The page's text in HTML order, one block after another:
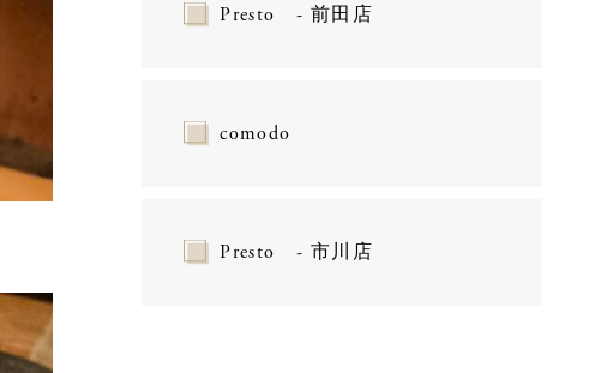
Presto - 前田店
comodo
Presto - 市川店